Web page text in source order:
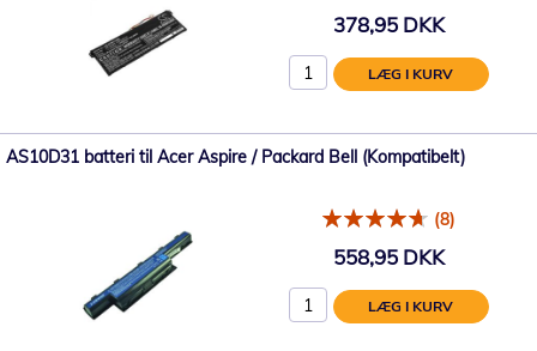
378,95 DKK
LÆG I KURV
AS10D31 batteri til Acer Aspire / Packard Bell (Kompatibelt)
(8)
558,95 DKK
LÆG I KURV